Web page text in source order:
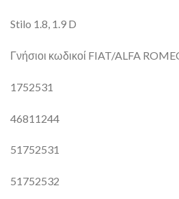
Stilo 1.8, 1.9 D
Γνήσιοι κωδικοί FIAT/ALFA
1752531
46811244
51752531
51752532